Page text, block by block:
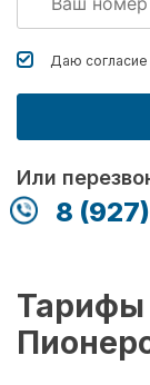
Даю согласие
Или
8
Тарифы